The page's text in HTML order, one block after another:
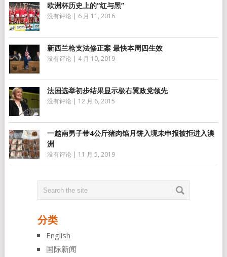
欧洲杯历史上的“红与黑”
没有评论 | 6 月 11, 2016
新西兰枪支法修正案 最快本周四生效
没有评论 | 4 月 10, 2019
法国选举初步结果显示极右翼政党领先
没有评论 | 12 月 6, 2015
一越南男子带4公斤猪肉馅月饼入境未申报被拒进入澳
洲
没有评论 | 11 月 5, 2019
分类
English
国际新闻